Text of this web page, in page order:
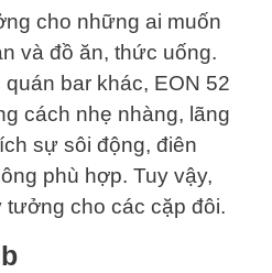
cho những ai muốn
và đồ ăn, thức uống.
bar khác, EON 52
cách nhẹ nhàng, lãng
sự sôi động, điên
phù hợp. Tuy vậy,
tưởng cho các cặp đôi.